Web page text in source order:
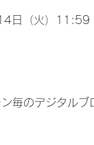
日（火）11:59
毎のデジタル